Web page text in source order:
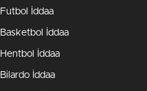
Futbol İddaa
Basketbol İddaa
Hentbol İddaa
Bilardo İddaa